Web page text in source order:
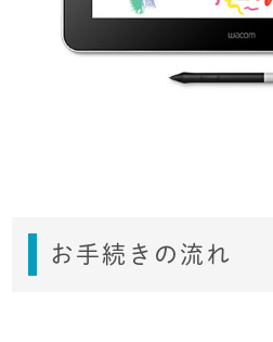
お手続きの流れ